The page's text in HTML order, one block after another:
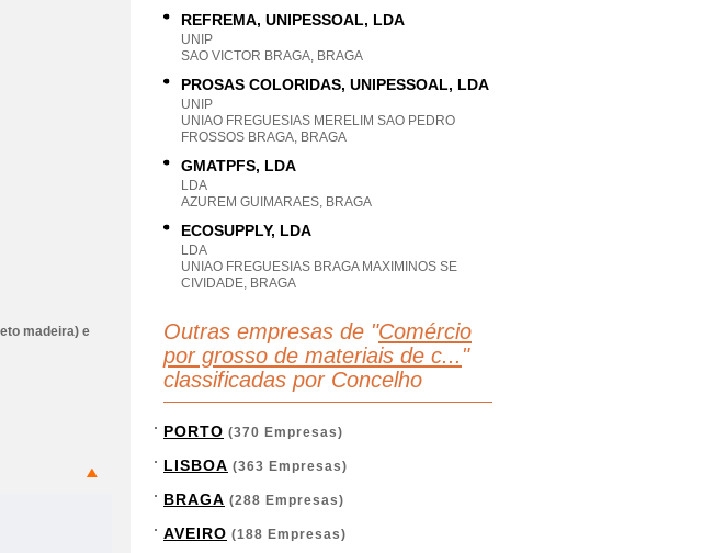
madeira) e
REFREMA, UNIPESSOAL, LDA
UNIP
SAO VICTOR BRAGA, BRAGA
PROSAS COLORIDAS, UNIPESSOAL, LDA
UNIP
UNIAO FREGUESIAS MERELIM SAO PEDRO
FROSSOS BRAGA, BRAGA
GMATPFS, LDA
LDA
AZUREM GUIMARAES, BRAGA
ECOSUPPLY, LDA
LDA
UNIAO FREGUESIAS BRAGA MAXIMINOS SE
CIVIDADE, BRAGA
Outras empresas de "Comércio
por grosso de materiais de c... "
classificadas por Concelho
PORTO (370 Empresas)
LISBOA (363 Empresas)
BRAGA (288 Empresas)
AVEIRO (188 Empresas)